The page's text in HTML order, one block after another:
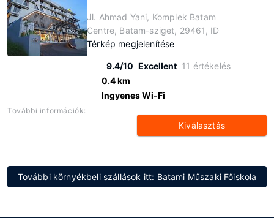
Jl. Ahmad Yani, Komplek Batam
Centre, Batam-sziget, 29461, ID
Térkép megjelenítése
9.4/10 Excellent 11 értékelés
0.4 km
Ingyenes Wi-Fi
További információk:
Kiválasztás
További környékbeli szállások itt: Batami Műszaki Főiskola